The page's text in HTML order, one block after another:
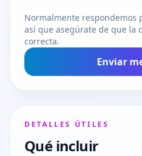
Normalmente respondemos
así que asegúrate de que la
correcta.
Enviar
DETALLES ÚTILES
Qué incluir